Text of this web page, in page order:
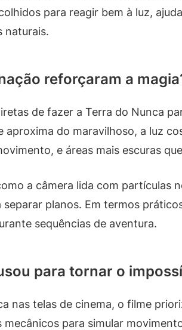
para reagir bem à luz,
naturais.
reforçaram a
de fazer a Terra do Nunca
aproxima do maravilhoso, a luz
e áreas mais escuras
a câmera lida com partículas
planos. Em termos
sequências de aventura.
para tornar o
nas telas de cinema, o filme
para simular